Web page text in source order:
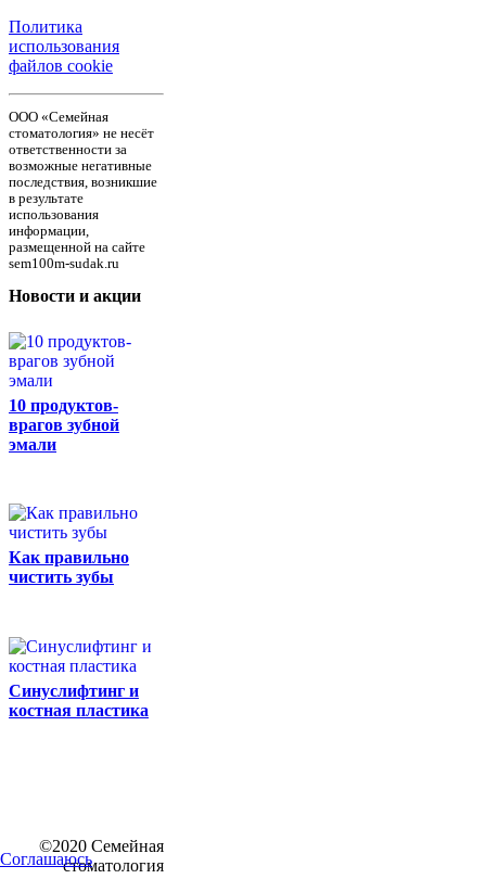
Политика
использования
файлов cookie
ООО «Семейная
стоматология» не несёт
ответственности за
возможные негативные
последствия, возникшие
в результате
использования
информации,
размещенной на сайте
sem100m-sudak.ru
Новости и акции
10 продуктов-
врагов зубной
эмали
Как правильно
чистить зубы
Синуслифтинг и
костная пластика
©2020 Семейная
стоматология
Соглашаюсь